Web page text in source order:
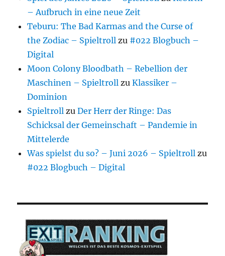
– Aufbruch in eine neue Zeit
Teburu: The Bad Karmas and the Curse of
the Zodiac – Spieltroll zu #022 Blogbuch –
Digital
Moon Colony Bloodbath – Rebellion der
Maschinen – Spieltroll zuKlassiker –
Dominion
Spieltroll zuDer Herr der Ringe: Das
Schicksal der Gemeinschaft – Pandemie in
Mittelerde
Was spielst du so? – Juni 2026 – Spieltroll zu
#022 Blogbuch – Digital